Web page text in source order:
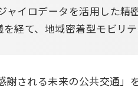
ャイロデータを活用した精
経て、地域密着型モビリ
謝される未来の公共交通